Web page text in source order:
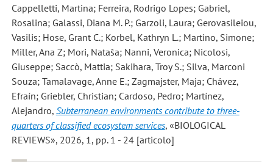
Cappelletti, Martina; Ferreira, Rodrigo Lopes; Gabriel,
Rosalina; Galassi, Diana M. P.; Garzoli, Laura; Gerovasileiou,
Vasilis; Hose, Grant C.; Korbel, Kathryn L.; Martino, Simone;
Miller, Ana Z; Mori, Nataša; Nanni, Veronica; Nicolosi,
Giuseppe; Saccò, Mattia; Sakihara, Troy S.; Silva, Marconi
Souza; Tamalavage, Anne E.; Zagmajster, Maja; Chávez,
Efraín; Griebler, Christian; Cardoso, Pedro; Martínez,
Alejandro, Subterranean environments contribute to three‐
quarters of classified ecosystem services, «BIOLOGICAL
REVIEWS», 2026, 1, pp. 1 - 24 [articolo]